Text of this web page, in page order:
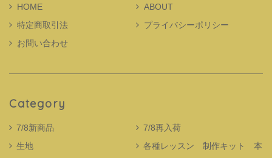
HOME
ABOUT
特定商取引法
プライバシーポリシー
お問い合わせ
Category
7/8新商品
7/8再入荷
生地
各種レッスン 制作キット 本